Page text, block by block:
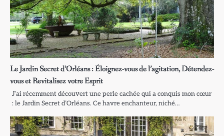
Le Jardin Secret d’Orléans : Éloignez-vous de l’agitation, Détendez-
vous et Revitalisez votre Esprit
J’ai récemment découvert une perle cachée qui a conquis mon cœur
: le Jardin Secret d’Orléans. Ce havre enchanteur, niché…